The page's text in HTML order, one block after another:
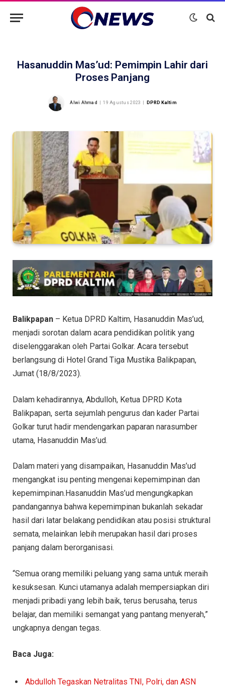
Hasanuddin Mas’ud: Pemimpin Lahir dari
Proses Panjang
Alwi Ahmad 19 Agustus 2023 DPRD Kaltim
Balikpapan – Ketua DPRD Kaltim, Hasanuddin Mas’ud,
menjadi sorotan dalam acara pendidikan politik yang
diselenggarakan oleh Partai Golkar. Acara tersebut
berlangsung di Hotel Grand Tiga Mustika Balikpapan,
Jumat (18/8/2023).
Dalam kehadirannya, Abdulloh, Ketua DPRD Kota
Balikpapan, serta sejumlah pengurus dan kader Partai
Golkar turut hadir mendengarkan paparan narasumber
utama, Hasanuddin Mas’ud.
Dalam materi yang disampaikan, Hasanuddin Mas’ud
mengangkat isu penting mengenai kepemimpinan dan
kepemimpinan.Hasanuddin Mas’ud mengungkapkan
pandangannya bahwa kepemimpinan bukanlah sekadar
hasil dari latar belakang pendidikan atau posisi struktural
semata, melainkan lebih merupakan hasil dari proses
panjang dalam berorganisasi.
“Semua orang memiliki peluang yang sama untuk meraih
kesuksesan. Kunci utamanya adalah mempersiapkan diri
menjadi pribadi yang lebih baik, terus berusaha, terus
belajar, dan memiliki semangat yang pantang menyerah,”
ungkapnya dengan tegas.
Baca Juga:
Abdulloh Tegaskan Netralitas TNI, Polri, dan ASN